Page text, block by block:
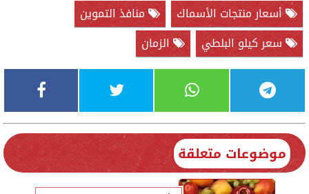
أسعار منتجات الأسماك
منافذ التموين
سعر كيلو البلطي
الزمان
موضوعات متعلقة